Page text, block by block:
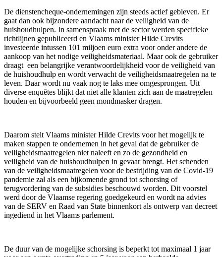
De dienstencheque-ondernemingen zijn steeds actief gebleven. Er
gaat dan ook bijzondere aandacht naar de veiligheid van de
huishoudhulpen. In samenspraak met de sector werden specifieke
richtlijnen gepubliceerd en Vlaams minister Hilde Crevits
investeerde intussen 101 miljoen euro extra voor onder andere de
aankoop van het nodige veiligheidsmateriaal. Maar ook de gebruiker
draagt een belangrijke verantwoordelijkheid voor de veiligheid van
de huishoudhulp en wordt verwacht de veiligheidsmaatregelen na te
leven. Daar wordt nu vaak nog te laks mee omgesprongen. Uit
diverse enquêtes blijkt dat niet alle klanten zich aan de maatregelen
houden en bijvoorbeeld geen mondmasker dragen.
Daarom stelt Vlaams minister Hilde Crevits voor het mogelijk te
maken stappen te ondernemen in het geval dat de gebruiker de
veiligheidsmaatregelen niet naleeft en zo de gezondheid en
veiligheid van de huishoudhulpen in gevaar brengt. Het schenden
van de veiligheidsmaatregelen voor de bestrijding van de Covid-19
pandemie zal als een bijkomende grond tot schorsing of
terugvordering van de subsidies beschouwd worden. Dit voorstel
werd door de Vlaamse regering goedgekeurd en wordt na advies
van de SERV en Raad van State binnenkort als ontwerp van decreet
ingediend in het Vlaams parlement.
De duur van de mogelijke schorsing is beperkt tot maximaal 1 jaar